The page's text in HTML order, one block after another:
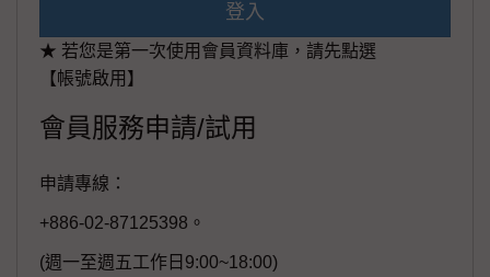
登入
★ 若您是第一次使用會員資料庫，請先點選
【帳號啟用】
會員服務申請/試用
申請專線：
+886-02-87125398。
(週一至週五工作日9:00~18:00)